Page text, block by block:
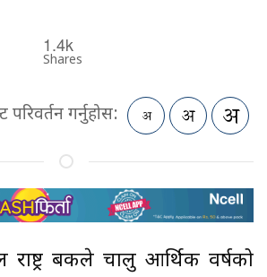
1.4k
Shares
परिवर्तन गर्नुहोस:
राष्ट्र बैंकले चालु आर्थिक वर्षको